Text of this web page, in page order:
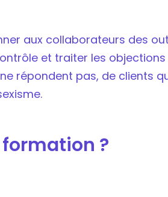
aux collaborateurs des
et traiter les objections
répondent pas, de clients
formation ?